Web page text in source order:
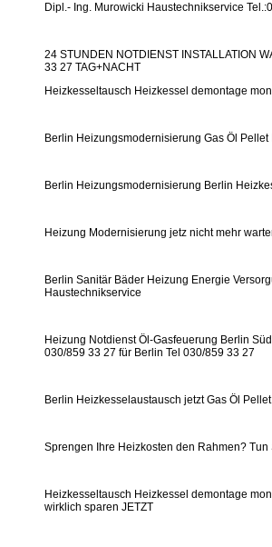
Dipl.- Ing. Murowicki Haustechnikservice
24 STUNDEN NOTDIENST INSTALLATION
33 27 TAG+NACHT
Heizkesseltausch Heizkessel demontage
Berlin Heizungsmodernisierung Gas Öl
Berlin Heizungsmodernisierung Berlin
Heizung Modernisierung jetz nicht mehr
Berlin Sanitär Bäder Heizung Energie
Haustechnikservice
Heizung Notdienst Öl-Gasfeuerung Berlin
030/859 33 27 für Berlin Tel 030/859 33 27
Berlin Heizkesselaustausch jetzt Gas Öl
Sprengen Ihre Heizkosten den Rahmen?
Heizkesseltausch Heizkessel demontage
wirklich sparen JETZT